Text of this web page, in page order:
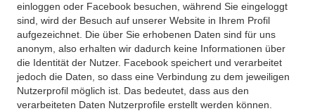
einloggen oder Facebook besuchen, während Sie eingeloggt
sind, wird der Besuch auf unserer Website in Ihrem Profil
aufgezeichnet. Die über Sie erhobenen Daten sind für uns
anonym, also erhalten wir dadurch keine Informationen über
die Identität der Nutzer. Facebook speichert und verarbeitet
jedoch die Daten, so dass eine Verbindung zu dem jeweiligen
Nutzerprofil möglich ist. Das bedeutet, dass aus den
verarbeiteten Daten Nutzerprofile erstellt werden können.